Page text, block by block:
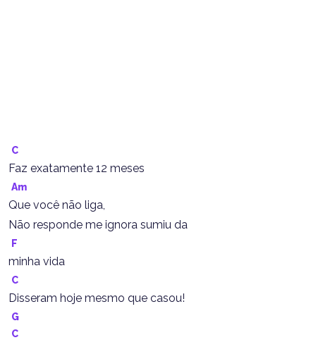
C
Faz exatamente 12 meses
Am
Que você não liga,
Não responde me ignora sumiu da
F
minha vida
C
Disseram hoje mesmo que casou!
G
C